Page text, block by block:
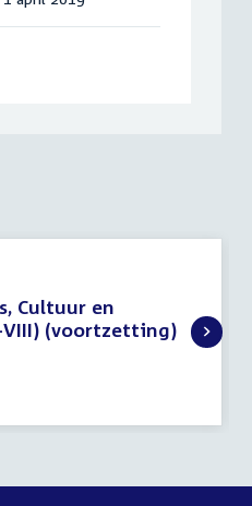
Cultuur en
VIII) (voortzetting)